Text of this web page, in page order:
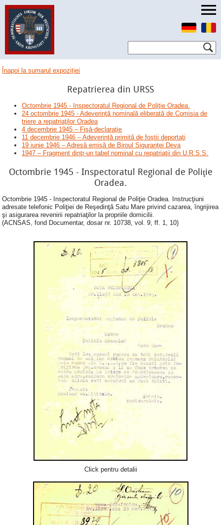
Înapoi la sumarul expoziției
Repatrierea din URSS
Octombrie 1945 - Inspectoratul Regional de Poliţie Oradea.
24 octombrie 1945 - Adeverinţă nominală eliberată de Comisia de
triere a repatriaţilor Oradea
4 decembrie 1945 – Fişă-declaraţie
11 decembrie 1946 – Adeverinţă primită de foştii deportaţi
19 iunie 1946 – Adresă emisă de Biroul Siguranţei Deva
1947 – Fragment dintr-un tabel nominal cu repatriaţii din U.R.S.S.
Octombrie 1945 - Inspectoratul Regional de Poliţie
Oradea.
Octombrie 1945 - Inspectoratul Regional de Poliţie Oradea. Instrucţiuni
adresate telefonic Poliţiei de Reşedinţă Satu Mare privind cazarea, îngrijirea
şi asigurarea revenirii repatriaţilor la propriile domicilii.
(ACNSAS, fond Documentar, dosar nr. 10738, vol. 9, ff. 1, 10)
Click pentru detalii